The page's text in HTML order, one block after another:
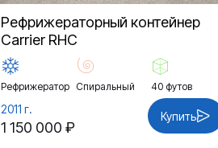
Рефрижераторный контейнер
Carrier RHC
Рефрижератор Спиральный 40 футов
2011 г.
1 150 000 ₽
Купить